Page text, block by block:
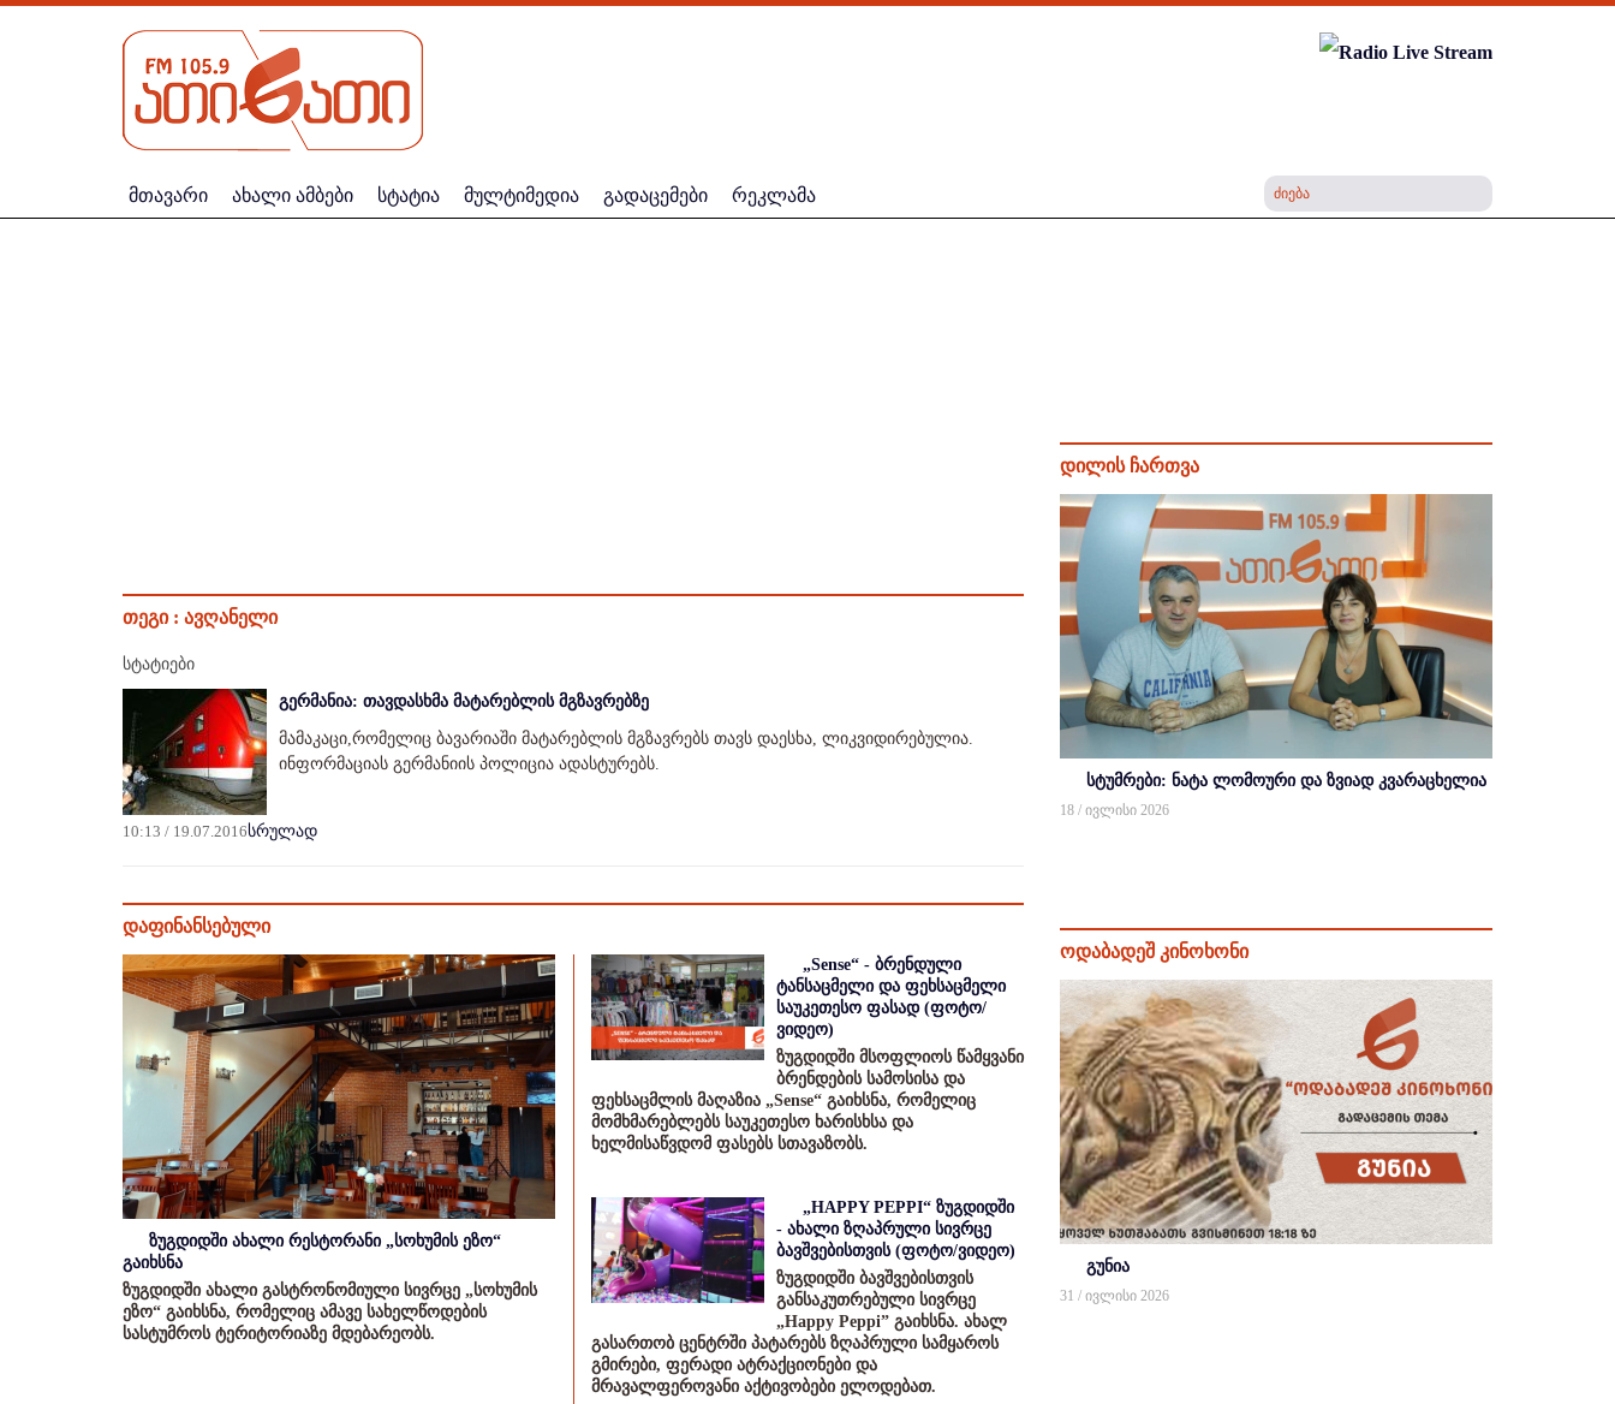
მთავარი ახალი ამბები სტატია მულტიმედია გადაცემები რეკლამა
თეგი : ავღანელი
სტატიები
გერმანია: თავდასხმა მატარებლის მგზავრებზე
მამაკაცი,რომელიც ბავარიაში მატარებლის მგზავრებს თავს დაესხა, ლიკვიდირებულია.
ინფორმაციას გერმანიის პოლიცია ადასტურებს.
10:13 / 19.07.2016სრულად
დაფინანსებული
ზუგდიდში ახალი რესტორანი „სოხუმის ეზო“
გაიხსნა
ზუგდიდში ახალი გასტრონომიული სივრცე „სოხუმის
ეზო“ გაიხსნა, რომელიც ამავე სახელწოდების
სასტუმროს ტერიტორიაზე მდებარეობს.
„Sense“ - ბრენდული
ტანსაცმელი და ფეხსაცმელი
საუკეთესო ფასად (ფოტო/
ვიდეო)
ზუგდიდში მსოფლიოს წამყვანი
ბრენდების სამოსისა და
ფეხსაცმლის მაღაზია „Sense“ გაიხსნა, რომელიც
მომხმარებლებს საუკეთესო ხარისხსა და
ხელმისაწვდომ ფასებს სთავაზობს.
„HAPPY PEPPI“ ზუგდიდში
- ახალი ზღაპრული სივრცე
ბავშვებისთვის (ფოტო/ვიდეო)
ზუგდიდში ბავშვებისთვის
განსაკუთრებული სივრცე
„Happy Peppi” გაიხსნა. ახალ
გასართობ ცენტრში პატარებს ზღაპრული სამყაროს
გმირები, ფერადი ატრაქციონები და
მრავალფეროვანი აქტივობები ელოდებათ.
დილის ჩართვა
სტუმრები: ნატა ლომოური და ზვიად კვარაცხელია
18 / ივლისი 2026
ოდაბადეშ კინოხონი
გუნია
31 / ივლისი 2026